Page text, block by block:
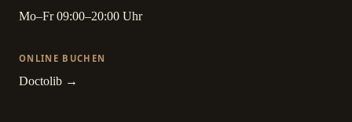
Mo–Fr 09:00–20:00 Uhr
ONLINE BUCHEN
Doctolib →